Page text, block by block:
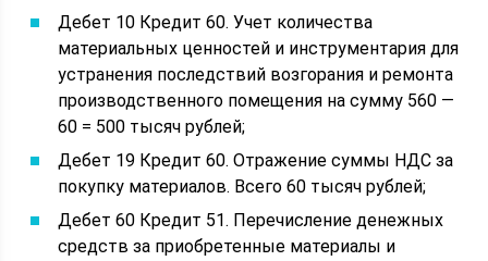
Дебет 10 Кредит 60. Учет количества
материальных ценностей и инструментария для
устранения последствий возгорания и ремонта
производственного помещения на сумму 560 —
60 = 500 тысяч рублей;
Дебет 19 Кредит 60. Отражение суммы НДС за
покупку материалов. Всего 60 тысяч рублей;
Дебет 60 Кредит 51. Перечисление денежных
средств за приобретенные материалы и